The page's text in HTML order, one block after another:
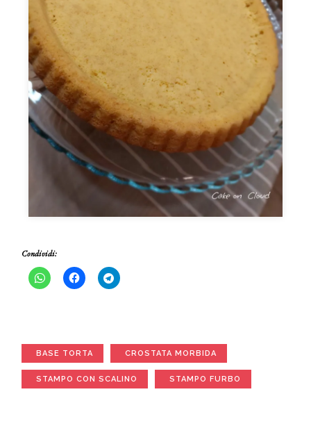
Condividi:
BASE TORTA CROSTATA MORBIDA
STAMPO CON SCALINO STAMPO FURBO